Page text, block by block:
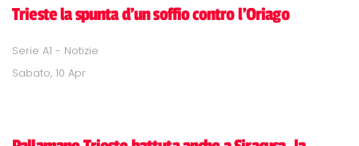
Trieste la spunta d'un soffio contro l'Oriago
Serie A1 - Notizie
Sabato, 10 Apr